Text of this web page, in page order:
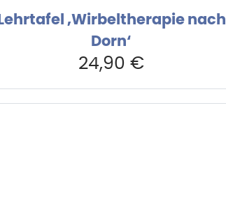
Lehrtafel ‚Wirbeltherapie nach
Dorn‘
24,90€